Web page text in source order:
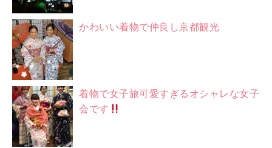
かわいい着物で仲良し京都観光
着物で女子旅可愛すぎるオシャレな女子
会です